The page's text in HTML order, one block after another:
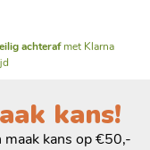
achterafmet Klarna
kans!
kans op €50,-